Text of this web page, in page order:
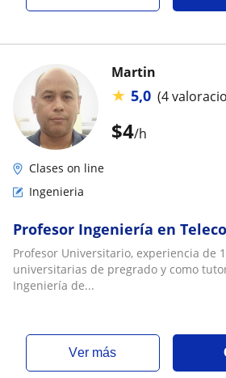
$4/h
Martin
★ 5,0 (4
Clases on line
Ingenieria
Profesor Ingeniería en
Profesor Universitario, experiencia de
universitarias de pregrado y como
Ingeniería de...
ver más